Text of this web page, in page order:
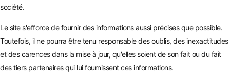
société.
Le site s'efforce de fournir des informations aussi précises que possible.
Toutefois, il ne pourra être tenu responsable des oublis, des inexactitudes
et des carences dans la mise à jour, qu'elles soient de son fait ou du fait
des tiers partenaires qui lui fournissent ces informations.